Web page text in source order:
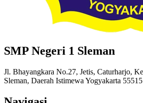
SMP Negeri 1 Sleman
Jl. Bhayangkara No.27, Jetis, Caturharjo,
Sleman, Daerah Istimewa Yogyakarta 55515